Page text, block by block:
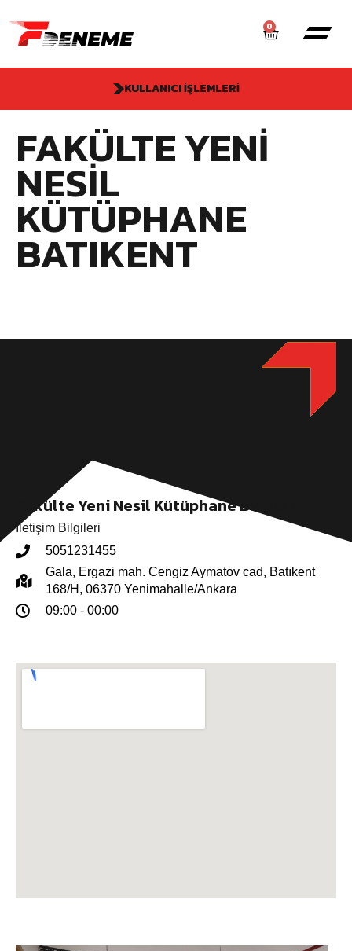
0
KULLANICI İŞLEMLERI
FAKÜLTE YENI
NESIL
KÜTÜPHANE
BATIKENT
Fakülte Yeni Nesil Kütüphane Batıkent
İletişim Bilgileri
5051231455
Gala, Ergazi mah. Cengiz Aymatov cad, Batıkent
168/H, 06370 Yenimahalle/Ankara
09:00 - 00:00